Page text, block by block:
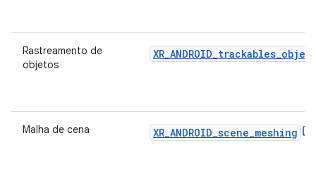
Rastreamento de
objetos
Malha de cena XR_ANDROID_scene_meshing